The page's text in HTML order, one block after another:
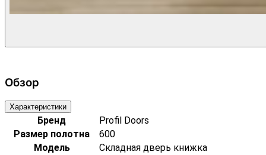
Обзор
Характеристики
Бренд
Profil Doors
Размер полотна
600
Модель
Складная дверь книжка